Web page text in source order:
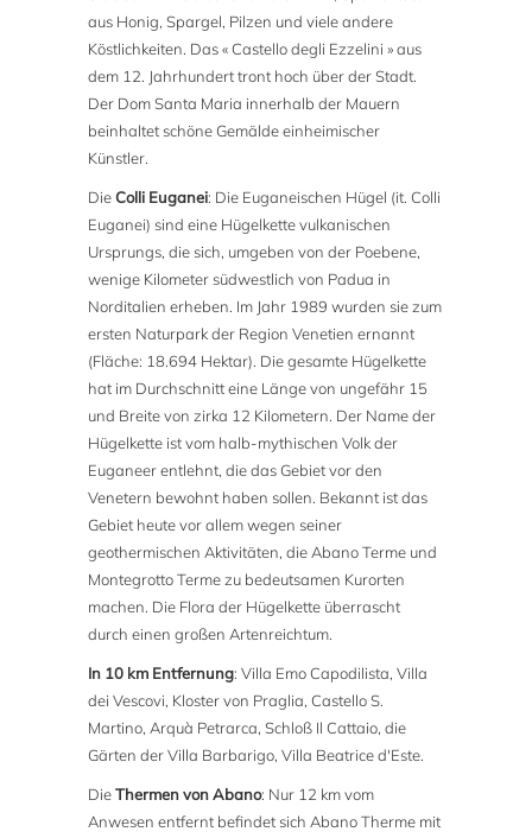
aus Honig, Spargel, Pilzen und viele andere
Köstlichkeiten. Das « Castello degli Ezzelini » aus
dem 12. Jahrhundert tront hoch über der Stadt.
Der Dom Santa Maria innerhalb der Mauern
beinhaltet schöne Gemälde einheimischer
Künstler.
DieColli Euganei: Die Euganeischen Hügel (it. Colli
Euganei) sind eine Hügelkette vulkanischen
Ursprungs, die sich, umgeben von der Poebene,
wenige Kilometer südwestlich von Padua in
Norditalien erheben. Im Jahr 1989 wurden sie zum
ersten Naturpark der Region Venetien ernannt
(Fläche: 18.694 Hektar). Die gesamte Hügelkette
hat im Durchschnitt eine Länge von ungefähr 15
und Breite von zirka 12 Kilometern. Der Name der
Hügelkette ist vom halb-mythischen Volk der
Euganeer entlehnt, die das Gebiet vor den
Venetern bewohnt haben sollen. Bekannt ist das
Gebiet heute vor allem wegen seiner
geothermischen Aktivitäten, die Abano Terme und
Montegrotto Terme zu bedeutsamen Kurorten
machen. Die Flora der Hügelkette überrascht
durch einen großen Artenreichtum.
In 10 km Entfernung: Villa Emo Capodilista, Villa
dei Vescovi, Kloster von Praglia, Castello S.
Martino, Arquà Petrarca, Schloß Il Cattaio, die
Gärten der Villa Barbarigo, Villa Beatrice d'Este.
DieThermen von Abano: Nur 12 km vom
Anwesen entfernt befindet sich Abano Therme mit